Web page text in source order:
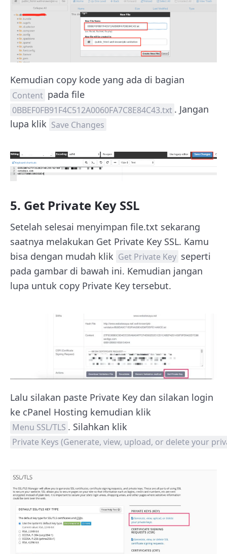
Kemudian copy kode yang ada di bagian
Content pada file
0BBEF0FB91F4C512A0060FA7C8E84C43.txt . Jangan
lupa klik Save Changes
5. Get Private Key SSL
Setelah selesai menyimpan file.txt sekarang
saatnya melakukan Get Private Key SSL. Kamu
bisa dengan mudah klik Get Private Key seperti
pada gambar di bawah ini. Kemudian jangan
lupa untuk copy Private Key tersebut.
Lalu silakan paste Private Key dan silakan login
ke cPanel Hosting kemudian klik
Menu SSL/TLS . Silahkan klik
Private Keys (Generate, view, upload, or delete your